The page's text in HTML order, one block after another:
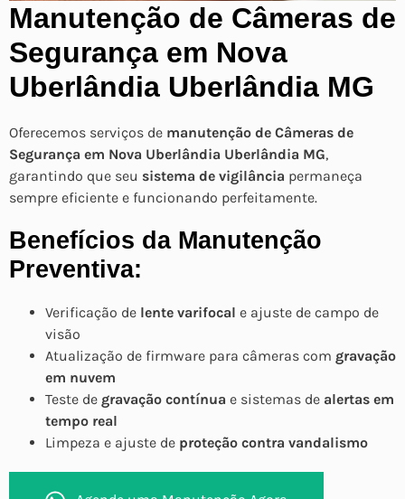
Manutenção de Câmeras de
Segurança em Nova
Uberlândia Uberlândia MG
Oferecemos serviços de manutenção de Câmeras de
Segurança em Nova Uberlândia Uberlândia MG,
garantindo que seu sistema de vigilância permaneça
sempre eficiente e funcionando perfeitamente.
Benefícios da Manutenção
Preventiva:
Verificação de lente varifocal e ajuste de campo de
visão
Atualização de firmware para câmeras com gravação
em nuvem
Teste de gravação contínua e sistemas de alertas em
tempo real
Limpeza e ajuste de proteção contra vandalismo